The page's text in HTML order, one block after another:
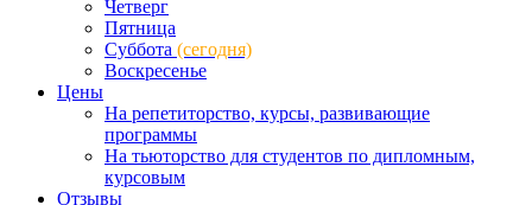
Четверг
Пятница
Суббота (сегодня)
Воскресенье
Цены
На репетиторство, курсы, развивающие
программы
На тьюторство для студентов по дипломным,
курсовым
Отзывы